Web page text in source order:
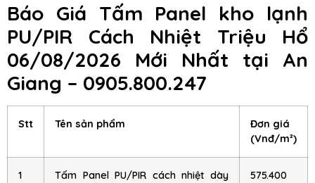
Báo Giá Tấm Panel kho lạnh
PU/PIR Cách Nhiệt Triệu Hổ
06/08/2026 Mới Nhất tại An
Giang – 0905.800.247
Stt Tên sản phẩm
Đơn giá
(Vnđ/m²)
1
Tấm Panel PU/PIR cách nhiệt dày
575.400